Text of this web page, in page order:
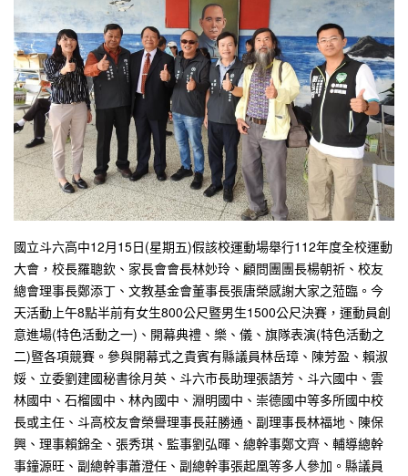
國立斗六高中12月15日(星期五)假該校運動場舉行112年度全校運動
大會，校長羅聰欽、家長會會長林妙玲、顧問團團長楊朝祈、校友
總會理事長鄭添丁、文教基金會董事長張唐榮感謝大家之蒞臨。今
天活動上午8點半前有女生800公尺暨男生1500公尺決賽，運動員創
意進場(特色活動之一)、開幕典禮、樂、儀、旗隊表演(特色活動之
二)暨各項競賽。參與開幕式之貴賓有縣議員林岳璋、陳芳盈、賴淑
娞、立委劉建國秘書徐月英、斗六市長助理張語芳、斗六國中、雲
林國中、石榴國中、林內國中、淵明國中、崇德國中等多所國中校
長或主任、斗高校友會榮譽理事長莊勝通、副理事長林福地、陳保
興、理事賴錦全、張秀琪、監事劉弘暉、總幹事鄭文齊、輔導總幹
事鐘源旺、副總幹事蕭澄任、副總幹事張起凰等多人參加。縣議員